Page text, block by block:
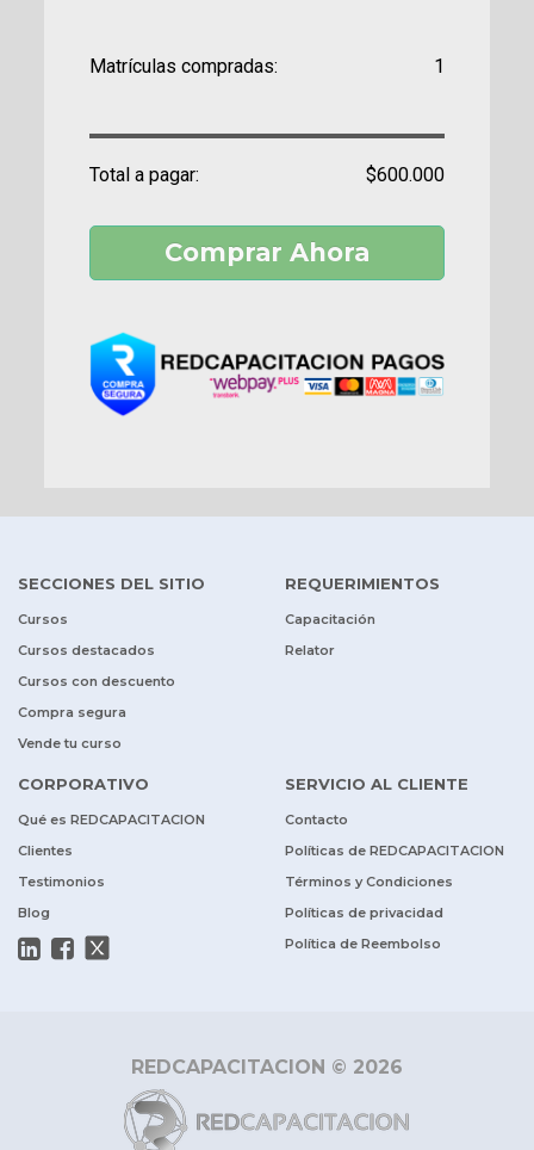
Matrículas compradas: 1
Total a pagar: $600.000
Comprar Ahora
SECCIONES DEL SITIO
Cursos
Cursos destacados
Cursos con descuento
Compra segura
Vende tu curso
REQUERIMIENTOS
Capacitación
Relator
CORPORATIVO
Qué es REDCAPACITACION
Clientes
Testimonios
Blog
SERVICIO AL CLIENTE
Contacto
Políticas de REDCAPACITACION
Términos y Condiciones
Políticas de privacidad
Política de Reembolso
REDCAPACITACION © 2026